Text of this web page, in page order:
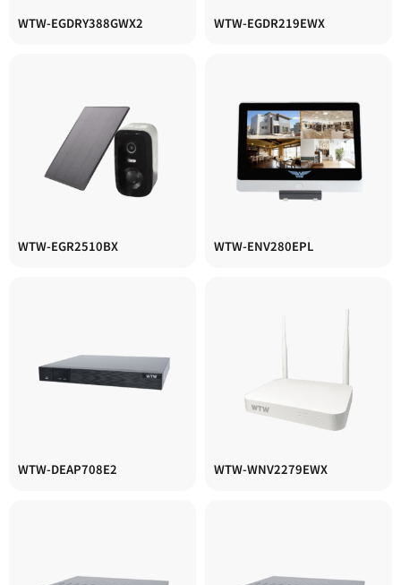
WTW-EGDRY388GWX2 WTW-EGDR219EWX
WTW-EGR2510BX WTW-ENV280EPL
WTW-DEAP708E2 WTW-WNV2279EWX